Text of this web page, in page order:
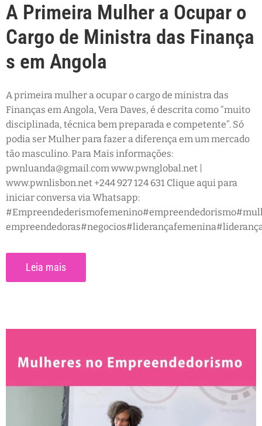
A Primeira Mulher a Ocupar o
Cargo de Ministra das Finança
s em Angola
A primeira mulher a ocupar o cargo de ministra das
Finanças em Angola, Vera Daves, é descrita como “muito
disciplinada, técnica bem preparada e competente”. Só
podia ser Mulher para fazer a diferença em um mercado
tão masculino. Para Mais informações:
pwnluanda@gmail.com www.pwnglobal.net |
www.pwnlisbon.net +244 927 124 631 Clique aqui para
iniciar conversa via Whatsapp:
Leia mais